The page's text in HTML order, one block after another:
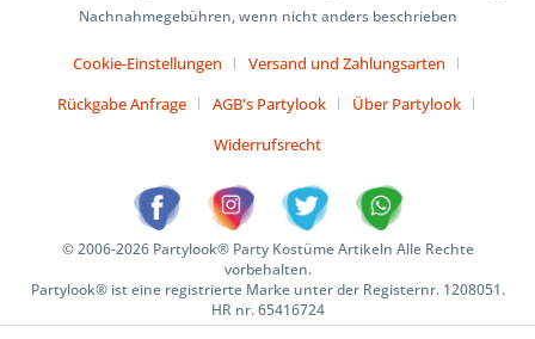
Nachnahmegebühren, wenn nicht anders beschrieben
Cookie-Einstellungen
Versand und Zahlungsarten
Rückgabe Anfrage
AGB's Partylook
Über Partylook
Widerrufsrecht
© 2006-2026 Partylook® Party Kostüme Artikeln Alle Rechte
vorbehalten.
Partylook® ist eine registrierte Marke unter der Registernr. 1208051.
HR nr. 65416724